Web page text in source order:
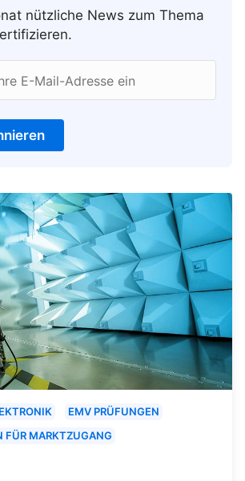
nützliche News zum Thema
E-Mail-Adresse ein
EMV PRÜFUNGEN
FÜR MARKTZUGANG